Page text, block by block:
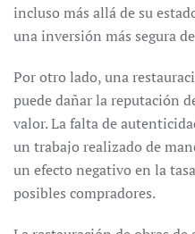
incluso más allá de su
una inversión más segura
Por otro lado, una
puede dañar la reputación
valor. La falta de
un trabajo realizado de
un efecto negativo en la
posibles compradores.